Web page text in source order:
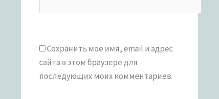
Сохранить моё имя, email и адрес
сайта в этом браузере для
последующих моих комментариев.